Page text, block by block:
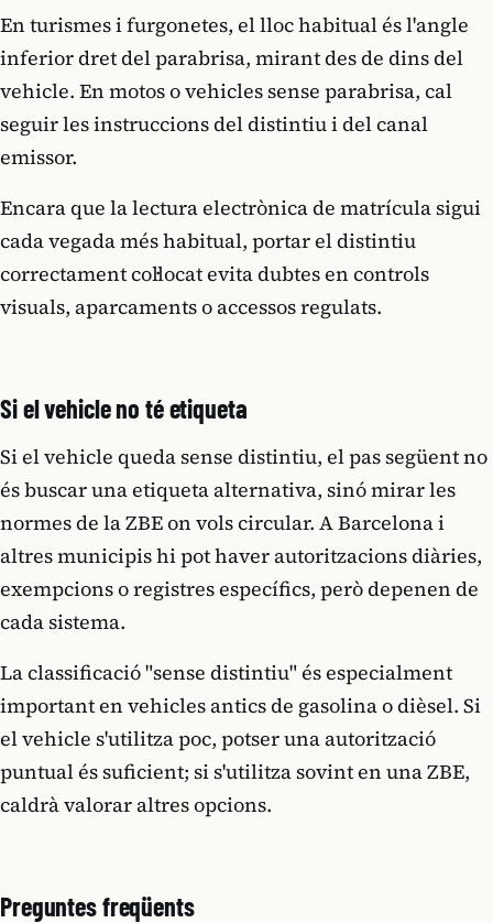
En turismes i furgonetes, el lloc habitual és l'angle
inferior dret del parabrisa, mirant des de dins del
vehicle. En motos o vehicles sense parabrisa, cal
seguir les instruccions del distintiu i del canal
emissor.
Encara que la lectura electrònica de matrícula sigui
cada vegada més habitual, portar el distintiu
correctament col·locat evita dubtes en controls
visuals, aparcaments o accessos regulats.
Si el vehicle no té etiqueta
Si el vehicle queda sense distintiu, el pas següent no
és buscar una etiqueta alternativa, sinó mirar les
normes de la ZBE on vols circular. A Barcelona i
altres municipis hi pot haver autoritzacions diàries,
exempcions o registres específics, però depenen de
cada sistema.
La classificació "sense distintiu" és especialment
important en vehicles antics de gasolina o dièsel. Si
el vehicle s'utilitza poc, potser una autorització
puntual és suficient; si s'utilitza sovint en una ZBE,
caldrà valorar altres opcions.
Preguntes freqüents